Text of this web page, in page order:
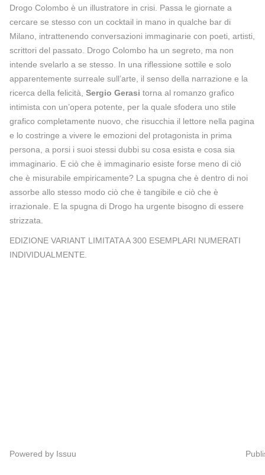
Drogo Colombo è un illustratore in crisi. Passa le giornate a
cercare se stesso con un cocktail in mano in qualche bar di
Milano, intrattenendo conversazioni immaginarie con poeti, artisti,
scrittori del passato. Drogo Colombo ha un segreto, ma non
intende svelarlo a se stesso. In una riflessione sottile e solo
apparentemente surreale sull’arte, il senso della narrazione e la
ricerca della felicità, Sergio Gerasi torna al romanzo grafico
intimista con un’opera potente, per la quale sfodera uno stile
grafico completamente nuovo, che risucchia il lettore nella pagina
e lo costringe a vivere le emozioni del protagonista in prima
persona, a porsi i suoi stessi dubbi su cosa esista e cosa sia
immaginario. E ciò che è immaginario esiste forse meno di ciò
che è misurabile empiricamente? La spugna che è dentro di noi
assorbe allo stesso modo ciò che è tangibile e ciò che è
irrazionale. E la spugna di Drogo ha urgente bisogno di essere
strizzata.
EDIZIONE VARIANT LIMITATA A 300 ESEMPLARI NUMERATI
INDIVIDUALMENTE.
Powered by Issuu